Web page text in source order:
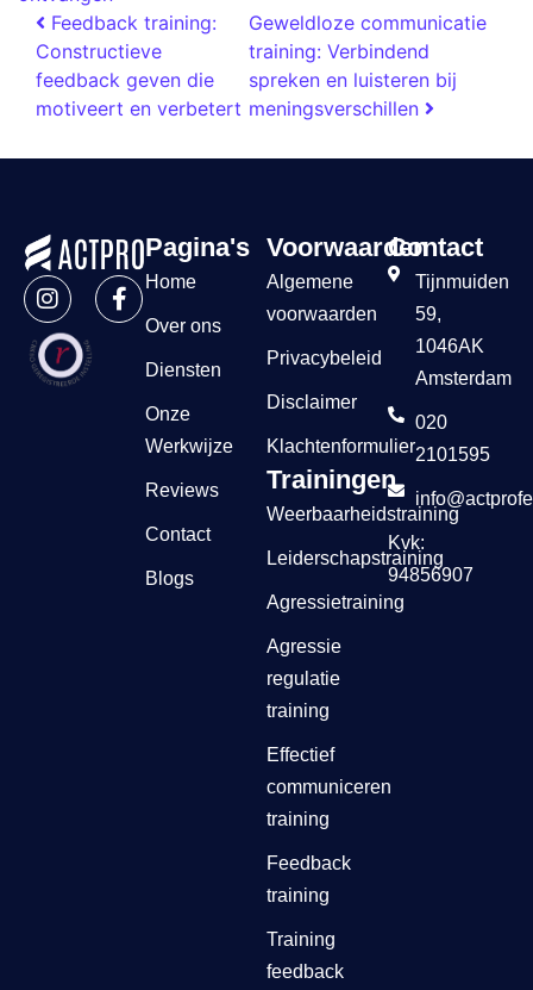
Feedback training:
Constructieve
feedback geven die
motiveert en verbetert
Geweldloze communicatie
training: Verbindend
spreken en luisteren bij
meningsverschillen
Pagina's
Home
Over ons
Diensten
Onze
Werkwijze
Reviews
Contact
Blogs
Voorwaarden
Algemene
voorwaarden
Privacybeleid
Disclaimer
Klachtenformulier
Trainingen
Weerbaarheidstraining
Leiderschapstraining
Agressietraining
Agressie
regulatie
training
Effectief
communiceren
training
Feedback
training
Training
feedback
Contact
Tijnmuiden
59,
1046AK
Amsterdam
020
2101595
Kvk:
94856907